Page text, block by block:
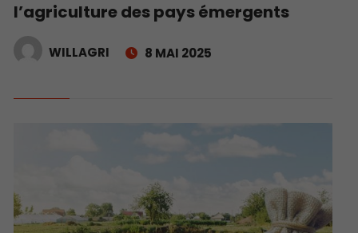
l’agriculture des pays émergents
WILLAGRI 8 MAI 2025